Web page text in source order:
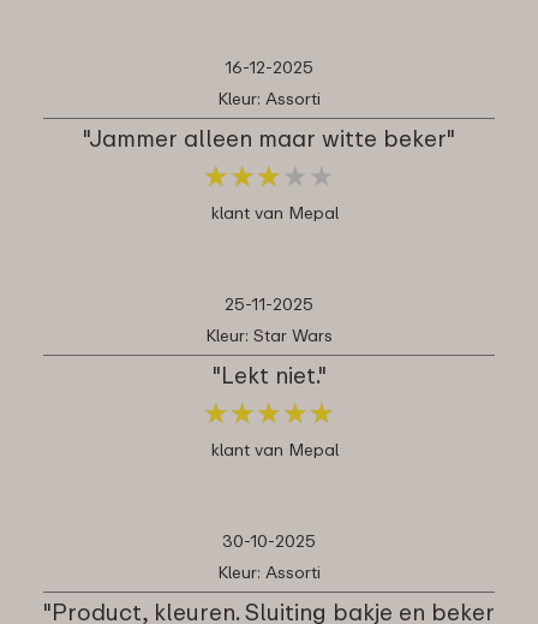
16-12-2025
Kleur: Assorti
"Jammer alleen maar witte beker"
★★★ ★ ★
★★★ ★ ★
klant van Mepal
25-11-2025
Kleur: Star Wars
"Lekt niet."
★★★★★
★★★★★
klant van Mepal
30-10-2025
Kleur: Assorti
"Product, kleuren. Sluiting bakje en beker